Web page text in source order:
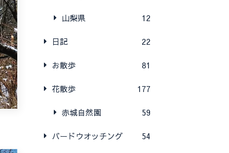
山梨県 12
日記 22
お散歩 81
花散歩 177
赤城自然園 59
バードウオッチング 54